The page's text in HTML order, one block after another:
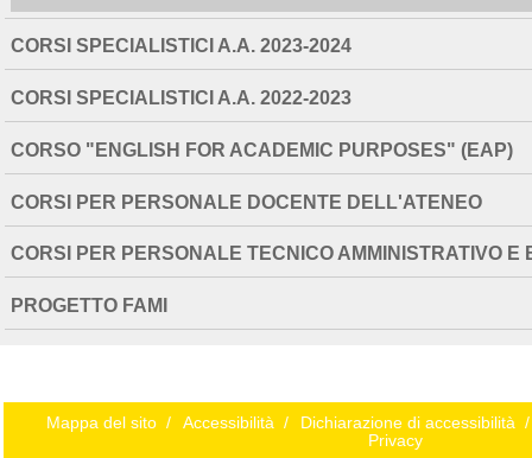
CORSI SPECIALISTICI A.A. 2023-2024
CORSI SPECIALISTICI A.A. 2022-2023
CORSO "ENGLISH FOR ACADEMIC PURPOSES" (EAP)
CORSI PER PERSONALE DOCENTE DELL'ATENEO
CORSI PER PERSONALE TECNICO AMMINISTRATIVO
PROGETTO FAMI
Mappa del sito / Accessibilità / Dichiarazione di accessibilità /
Privacy